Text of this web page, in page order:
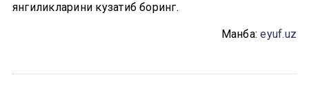
янгиликларини кузатиб боринг.
Манба:eyuf.uz